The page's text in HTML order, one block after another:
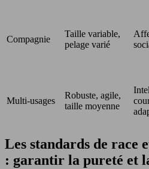
Compagnie
Taille variable,
pelage varié
Multi-usages
Robuste, agile,
taille moyenne
Les standards de race
: garantir la pureté et